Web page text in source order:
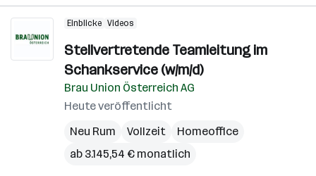
Einblicke Videos
Stellvertretende Teamleitung im
Schankservice (w/m/d)
Brau Union Österreich AG
Heute veröffentlicht
Neu Rum
Vollzeit
Homeoffice
ab 3.145,54 € monatlich